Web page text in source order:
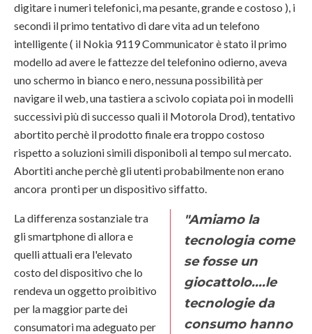
digitare i numeri telefonici, ma pesante, grande e costoso ), i
secondi il primo tentativo di dare vita ad un telefono
intelligente ( il Nokia 9119 Communicator è stato il primo
modello ad avere le fattezze del telefonino odierno, aveva
uno schermo in bianco e nero, nessuna possibilità per
navigare il web, una tastiera a scivolo copiata poi in modelli
successivi più di successo quali il Motorola Drod), tentativo
abortito perchè il prodotto finale era troppo costoso
rispetto a soluzioni simili disponiboli al tempo sul mercato.
Abortiti anche perchè gli utenti probabilmente non erano
ancora pronti per un dispositivo siffatto.
"Amiamo la
tecnologia come
se fosse un
giocattolo....le
tecnologie da
consumo hanno
La differenza sostanziale tra
gli smartphone di allora e
quelli attuali era l'elevato
costo del dispositivo che lo
rendeva un oggetto proibitivo
per la maggior parte dei
consumatori ma adeguato per